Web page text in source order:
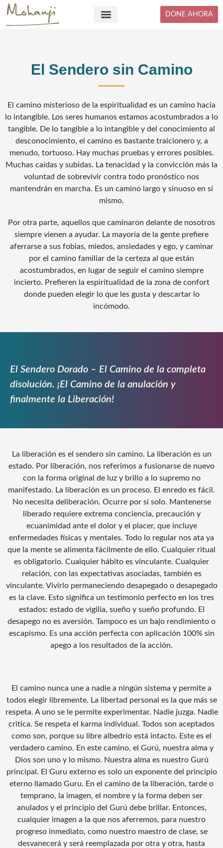
Skip
content
DONE AHORA
El Sendero sin Camino
El camino misterioso de la espiritualidad es un camino hacia
lo intangible. Los seres humanos estamos acostumbrados a lo
tangible. De lo tangible a lo intangible y del conocimiento al
desconocimiento, el camino es bastante traicionero y, a
menudo, tortuoso. Hay muchas pruebas y errores posibles.
Muchas caídas y subidas. La tenacidad y la convicción más la
voluntad de sobrevivir contra todo pronóstico nos
mantendrán en marcha. Es un camino largo y sinuoso en sí
mismo.
Por otra parte, aquellos que caminaron delante de nosotros
siempre vienen a ayudar. La mayoría de la gente prefiere
aferrarse a sus fobias, miedos, ansiedades y ego, y caminar
por el camino familiar de la certeza al que están
acostumbrados, en lugar de seguir el camino siempre
incierto. Prefieren la espiritualidad de la zona de confort
donde pueden elegir lo que les gusta y descartar lo
incómodo.
El Sendero Dorado – El Camino de la completa
disolución. ¡El Camino de la anulación y
finalmente la Liberación!
La liberación es el sendero sin camino. La liberación es un
estado. Por liberación, nos referimos a fusionarse de nuevo
con la forma original de luz y brillo a lo supremo no
manifestado. La liberación es un proceso. El enredo es fácil.
No necesita deliberación. Ocurre por sí solo. Mantenerse
liberado requiere extrema conciencia, precaución y
ecuanimidad ante el dolor y el placer, que incluye
enfermedades físicas y mentales. Todo lo regular nos ata ya
que la mente se alimenta fácilmente de ello. Cualquier ritual
es obligatorio. Cualquier hábito es vinculante. Cualquier
relación, con las expectativas asociadas, también es
vinculante. Vivirlo permaneciendo desapegado o desapegado
es la clave. Esto significa un testimonio perfecto en los tres
estados: estado de vigilia, sueño y sueño profundo. El
desapego no es aversión. Tampoco es un bajo rendimiento o
escapismo. Es una acción perfecta con aplicación 100% sin
apego a los resultados de la acción.
El camino nunca une a nadie a ningún sistema y permite a
todos elegir libremente. La libertad personal es la que más se
respeta. A uno se le permite experimentar. Nadie juzga. Nadie
critica. Se respeta el karma individual. Todos son aceptados
como son, porque su libre albedrío está intacto. Este es el
verdadero camino. En este camino, el Gurú, nuestra alma y
Dios son uno y lo mismo. Nuestra alma es nuestro Gurú
principal. El Guru externo es solo un exponente del principio
eterno llamado Guru. En el camino de la liberación, tarde o
temprano, la imagen, el nombre y la forma deben ser
anulados y el principio del Gurú debe brillar. Entonces,
cualquier imagen a la que nos aferremos, para nuestro
progreso inmediato, como nuestro maestro de clase, se
desvanecerá y será reemplazada por otra y otra, hasta